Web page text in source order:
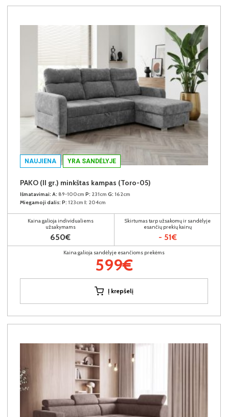
NAUJIENA YRA SANDĖLYJE
PAKO (II gr.) minkštas kampas (Toro-05)
Išmatavimai: A: 89-100cm P: 231cm G: 162cm
Miegamoji dalis: P: 123cm I: 204cm
Kaina galioja individualiems
užsakymams
650€
Skirtumas tarp užsakomų ir sandėlyje
esančių prekių kainų
- 51€
Kaina galioja sandėlyje esančioms prekėms
599€
Į krepšelį